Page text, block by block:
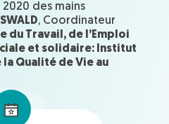
2020 des mains
, Coordinateur
du Travail, de l’Emploi
et solidaire: Institut
Qualité de Vie au